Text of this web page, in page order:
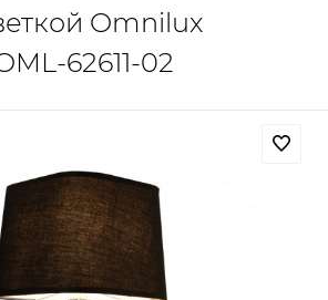
Omnilux
62611-02